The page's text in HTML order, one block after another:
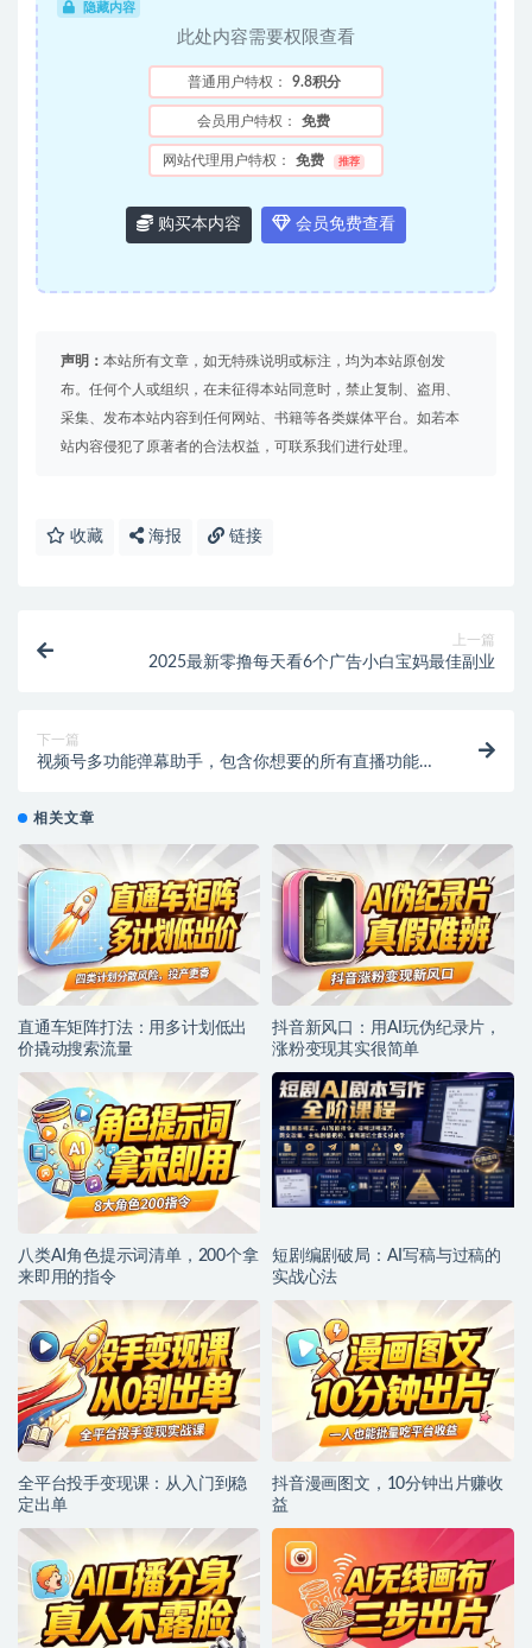
隐藏内容
此处内容需要权限查看
普通用户特权： 9.8积分
会员用户特权： 免费
网站代理用户特权： 免费 推荐
购买本内容 会员免费查看
声明： 本站所有文章，如无特殊说明或标注，均为本站原创发
布。任何个人或组织，在未征得本站同意时，禁止复制、盗用、
采集、发布本站内容到任何网站、书籍等各类媒体平台。如若本
站内容侵犯了原著者的合法权益，可联系我们进行处理。
收藏 海报 链接
上一篇
2025最新零撸每天看6个广告小白宝妈最佳副业
下一篇
视频号多功能弹幕助手，包含你想要的所有直播功能
相关文章
直通车矩阵打法：用多计划低出
价撬动搜索流量
抖音新风口：用AI玩伪纪录片，
涨粉变现其实很简单
八类AI角色提示词清单，200个拿
来即用的指令
短剧编剧破局：AI写稿与过稿的
实战心法
全平台投手变现课：从入门到稳
定出单
抖音漫画图文，10分钟出片赚收
益